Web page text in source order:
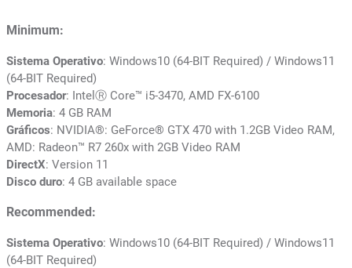
Minimum:
Sistema Operativo: Windows10 (64-BIT Required) / Windows11
(64-BIT Required)
Procesador: IntelⓇ Core™ i5-3470, AMD FX-6100
Memoria: 4 GB RAM
Gráficos: NVIDIA®: GeForce® GTX 470 with 1.2GB Video RAM,
AMD: Radeon™ R7 260x with 2GB Video RAM
DirectX: Version 11
Disco duro: 4 GB available space
Recommended:
Sistema Operativo: Windows10 (64-BIT Required) / Windows11
(64-BIT Required)